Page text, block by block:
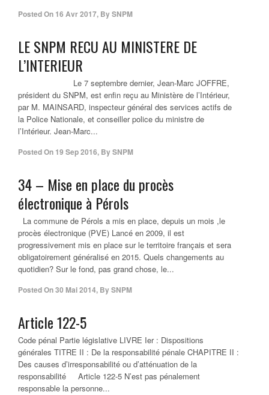
Posted On 16 Avr 2017, BySNPM
LE SNPM RECU AU MINISTERE DE
L’INTERIEUR
Le 7 septembre dernier, Jean-Marc JOFFRE,
président du SNPM, est enfin reçu au Ministère de l’Intérieur,
par M. MAINSARD, inspecteur général des services actifs de
la Police Nationale, et conseiller police du ministre de
l’Intérieur. Jean-Marc...
Posted On 19 Sep 2016, BySNPM
34 – Mise en place du procès
électronique à Pérols
La commune de Pérols a mis en place, depuis un mois ,le
procès électronique (PVE) Lancé en 2009, il est
progressivement mis en place sur le territoire français et sera
obligatoirement généralisé en 2015. Quels changements au
quotidien? Sur le fond, pas grand chose, le...
Posted On30 Mai 2014, BySNPM
Article 122-5
Code pénal Partie législative LIVRE Ier : Dispositions
générales TITRE II : De la responsabilité pénale CHAPITRE II :
Des causes d’irresponsabilité ou d’atténuation de la
responsabilité Article 122-5 N’est pas pénalement
responsable la personne...